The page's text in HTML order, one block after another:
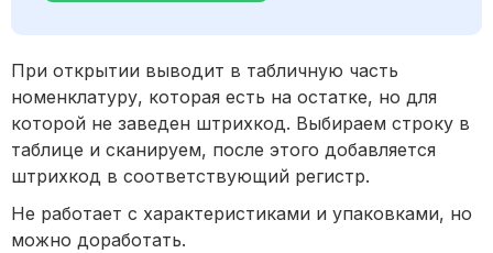
При открытии выводит в табличную часть
номенклатуру, которая есть на остатке, но для
которой не заведен штрихкод. Выбираем строку в
таблице и сканируем, после этого добавляется
штрихкод в соответствующий регистр.
Не работает с характеристиками и упаковками, но
можно доработать.